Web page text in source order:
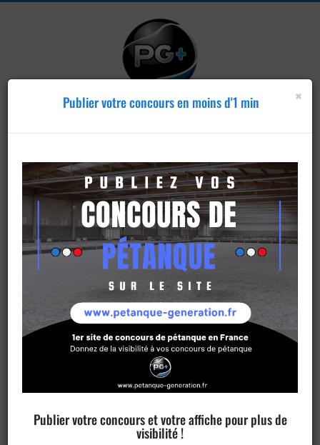
Publier un
concours
×
Publier votre concours en moins d'1 min
Publier votre concours et votre affiche pour plus de
visibilité !